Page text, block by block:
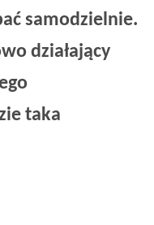
samodzielnie.
działający
taka